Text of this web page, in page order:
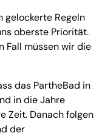
gelockerte Regeln
oberste Priorität.
Fall müssen wir die
das PartheBad in
in die Jahre
Zeit. Danach folgen
der